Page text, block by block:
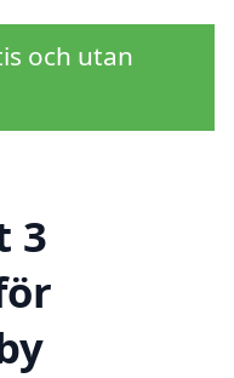
och utan
3